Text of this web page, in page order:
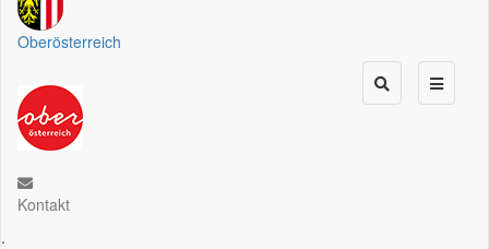
Oberösterreich
Kontakt
.